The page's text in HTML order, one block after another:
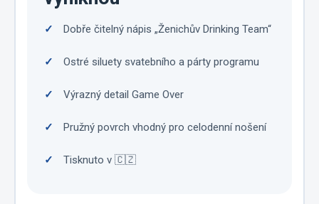
Dobře čitelný nápis „Ženichův Drinking Team“
Ostré siluety svatebního a párty programu
Výrazný detail Game Over
Pružný povrch vhodný pro celodenní nošení
Tisknuto v 🇨🇿